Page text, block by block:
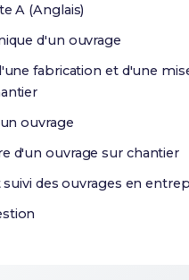
A (Anglais)
d'un ouvrage
fabrication et d'une
ouvrage
d'un ouvrage sur chantier
suivi des ouvrages en